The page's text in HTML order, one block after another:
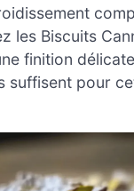
les Biscuits
finition
suffisent pour